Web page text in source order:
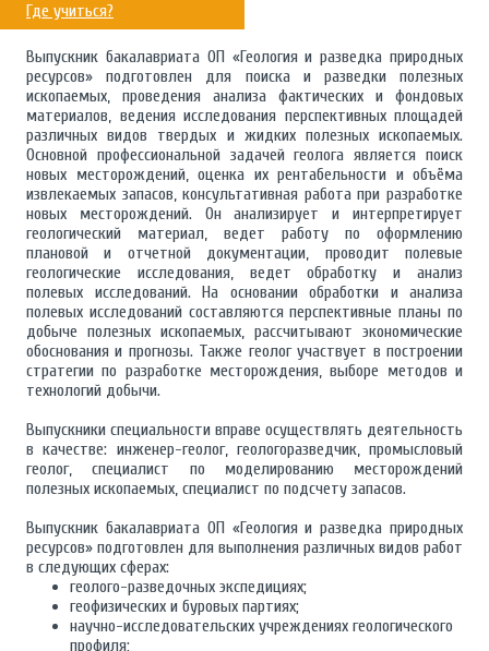
Где учиться?
Выпускник бакалавриата ОП «Геология и разведка природных
ресурсов» подготовлен для поиска и разведки полезных
ископаемых, проведения анализа фактических и фондовых
материалов, ведения исследования перспективных площадей
различных видов твердых и жидких полезных ископаемых.
Основной профессиональной задачей геолога является поиск
новых месторождений, оценка их рентабельности и объёма
извлекаемых запасов, консультативная работа при разработке
новых месторождений. Он анализирует и интерпретирует
геологический материал, ведет работу по оформлению
плановой и отчетной документации, проводит полевые
геологические исследования, ведет обработку и анализ
полевых исследований. На основании обработки и анализа
полевых исследований составляются перспективные планы по
добыче полезных ископаемых, рассчитывают экономические
обоснования и прогнозы. Также геолог участвует в построении
стратегии по разработке месторождения, выборе методов и
технологий добычи.
Выпускники специальности вправе осуществлять деятельность
в качестве: инженер-геолог, геологоразведчик, промысловый
геолог, специалист по моделированию месторождений
полезных ископаемых, специалист по подсчету запасов.
Выпускник бакалавриата ОП «Геология и разведка природных
ресурсов» подготовлен для выполнения различных видов работ
в следующих сферах:
геолого-разведочных экспедициях;
геофизических и буровых партиях;
научно-исследовательских учреждениях геологического
профиля;